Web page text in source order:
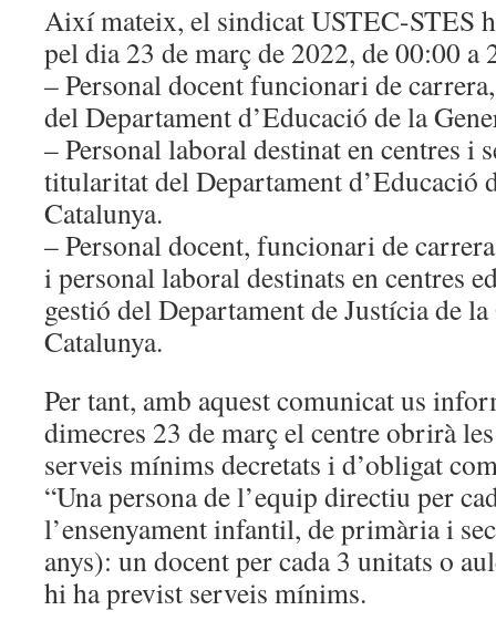
Així mateix, el sindicat USTEC-STES
pel dia 23 de març de 2022, de 00:00 a
– Personal docent funcionari de
del Departament d’Educació de la
– Personal laboral destinat en centres i
titularitat del Departament d’Educació
Catalunya.
– Personal docent, funcionari de
i personal laboral destinats en centres
gestió del Departament de Justícia de
Catalunya.
Per tant, amb aquest comunicat us
dimecres 23 de març el centre obrirà
serveis mínims decretats i d’obligat
“Una persona de l’equip directiu per
l’ensenyament infantil, de primària i
anys): un docent per cada 3 unitats o
hi ha previst serveis mínims.